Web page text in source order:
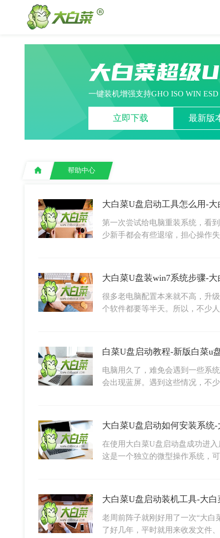
大白菜超级
一键装机增强支持GHO ISO WIN
立即下载 最新版
帮助中心
大白菜U盘启动工具怎么用-
第一次尝试给电脑重装系统，看
少新手都会有些退缩，担心操作
大白菜U盘装win7系统步骤-
很多老电脑配置本来就不高，升
个软件都要等半天。所以，不少
白菜U盘启动教程-新版白菜u
电脑用久了，难免会遇到一些系
会出现蓝屏。遇到这些情况，不
大白菜U盘启动如何安装系统
在使用大白菜U盘启动盘成功进
这是一个独立的微型操作系统，
大白菜U盘启动装机工具-大
老周前阵子就刚好用了一次“大白
了好几年，平时就用来收发文件